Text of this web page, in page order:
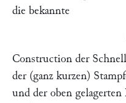
die bekannte
Construction der
der (ganz kurzen)
und der oben